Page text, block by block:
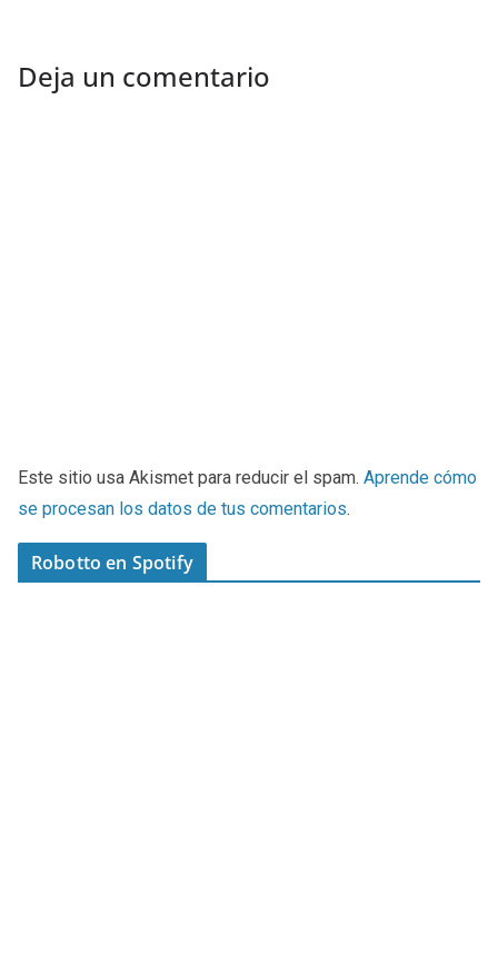
Deja un comentario
Este sitio usa Akismet para reducir el spam. Aprende cómo
se procesan los datos de tus comentarios.
Robotto en Spotify